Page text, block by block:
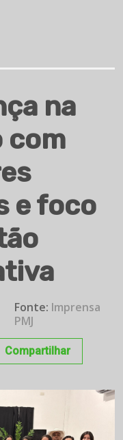
na
com
e foco
Fonte: Imprensa
PMJ
Compartilhar